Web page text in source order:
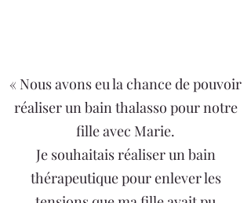
« Nous avons eu la chance de pouvoir
réaliser un bain thalasso pour notre
fille avec Marie.
Je souhaitais réaliser un bain
thérapeutique pour enlever les